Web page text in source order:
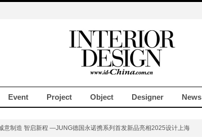
Event Project Object Designer News
意制造 智启新程 —JUNG德国永诺携系列首发新品亮相2025设计上海